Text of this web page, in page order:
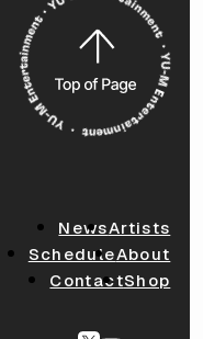
NewsArtists
ScheduleAbout
ContactShop